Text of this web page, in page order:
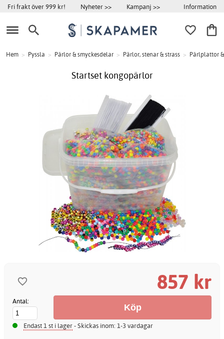
Fri frakt över 999 kr! Nyheter >> Kampanj >> Information
Hem > Pyssla > Pärlor & smyckesdelar > Pärlor, stenar & strass > Pärlplattor
Startset kongopärlor
857 kr
Antal:
Endast 1 st i lager- Skickas inom: 1-3 vardagar